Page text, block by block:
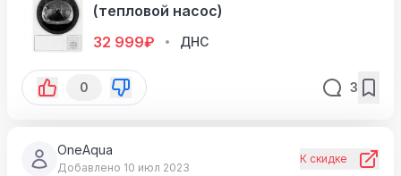
(тепловой насос)
32 999₽ ДНС
0 3
OneAqua
Добавлено 10 июл 2023
К скидке